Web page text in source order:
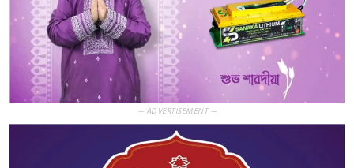
— ADVERTISEMENT —